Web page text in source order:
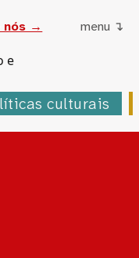
e
nós → menu ↴
culturais